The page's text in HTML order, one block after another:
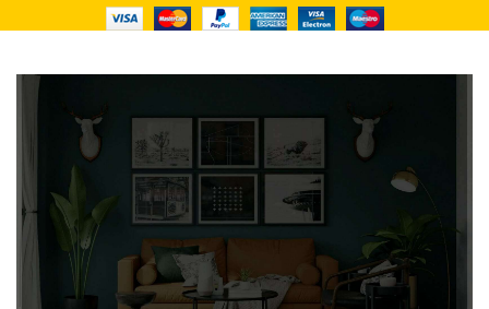
BERAPAKAH KOS BINA RUMAH SAYA?
Dapatkan quotation pembinaan rumah anda sekarang!
Klik Di Sini